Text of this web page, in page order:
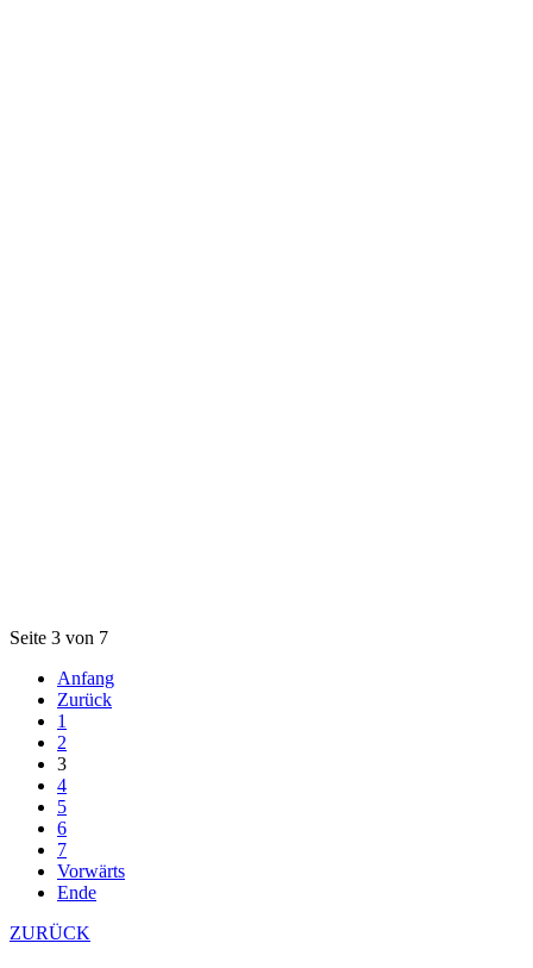
Seite 3 von 7
Anfang
Zurück
1
2
3
4
5
6
7
Vorwärts
Ende
ZURÜCK